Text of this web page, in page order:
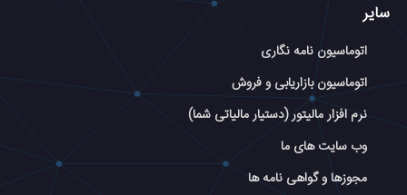
سایر
اتوماسیون نامه نگاری
اتوماسیون بازاریابی و فروش
نرم افزار مالیتور (دستیار مالیاتی شما)
وب سایت های ما
مجوزها و گواهی نامه ها